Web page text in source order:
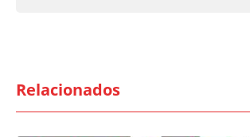
Relacionados